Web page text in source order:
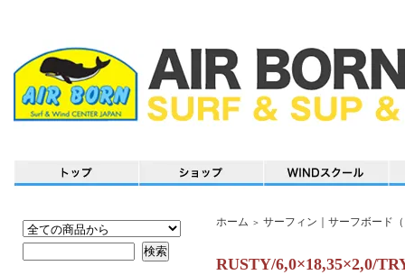
ホーム ＞ サーフィン｜サーフボード
RUSTY/6,0×18,35×2,0/